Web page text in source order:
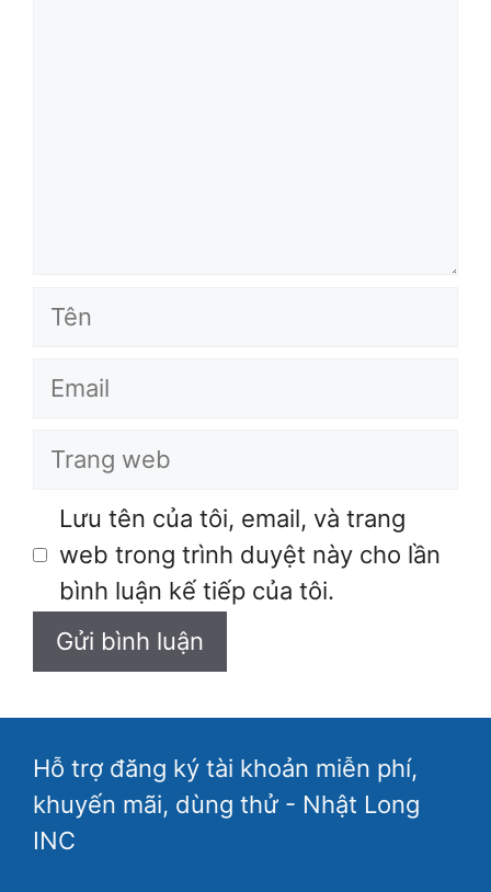
Tên
Email
Trang
Lưu tên của tôi, email, và trang
web trong trình duyệt này cho lần
bình luận kế tiếp của tôi.
Hỗ trợ đăng ký tài khoản miễn phí,
khuyến mãi, dùng thử - Nhật Long
INC